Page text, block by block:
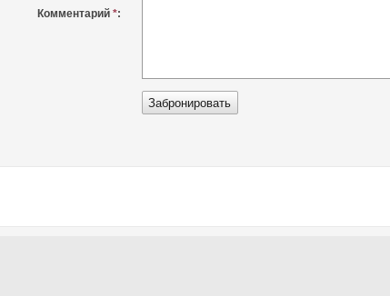
Комментарий *: